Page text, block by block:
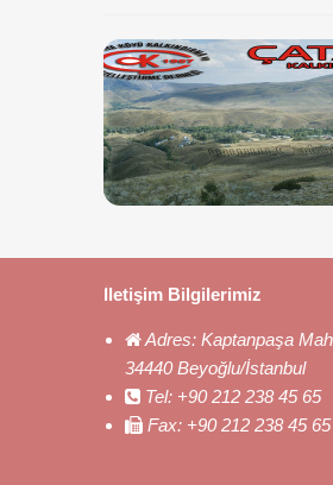
İletişim Bilgilerimiz
Adres: Kaptanpaşa
34440 Beyoğlu/İstanbul
Tel: +90 212 238 45 65
Fax: +90 212 238 45 65